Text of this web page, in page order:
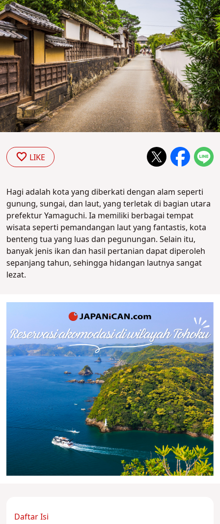
LIKE
Hagi adalah kota yang diberkati dengan alam seperti
gunung, sungai, dan laut, yang terletak di bagian utara
prefektur Yamaguchi. Ia memiliki berbagai tempat
wisata seperti pemandangan laut yang fantastis, kota
benteng tua yang luas dan pegunungan. Selain itu,
banyak jenis ikan dan hasil pertanian dapat diperoleh
sepanjang tahun, sehingga hidangan lautnya sangat
lezat.
Daftar Isi